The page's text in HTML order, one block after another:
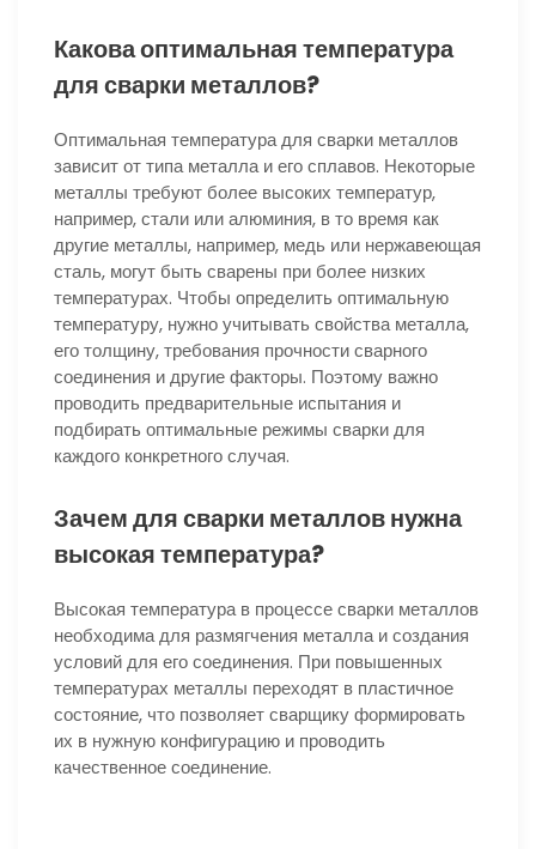
Какова оптимальная температура
для сварки металлов?
Оптимальная температура для сварки металлов
зависит от типа металла и его сплавов. Некоторые
металлы требуют более высоких температур,
например, стали или алюминия, в то время как
другие металлы, например, медь или нержавеющая
сталь, могут быть сварены при более низких
температурах. Чтобы определить оптимальную
температуру, нужно учитывать свойства металла,
его толщину, требования прочности сварного
соединения и другие факторы. Поэтому важно
проводить предварительные испытания и
подбирать оптимальные режимы сварки для
каждого конкретного случая.
Зачем для сварки металлов нужна
высокая температура?
Высокая температура в процессе сварки металлов
необходима для размягчения металла и создания
условий для его соединения. При повышенных
температурах металлы переходят в пластичное
состояние, что позволяет сварщику формировать
их в нужную конфигурацию и проводить
качественное соединение.